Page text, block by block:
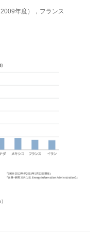
年度），フランス